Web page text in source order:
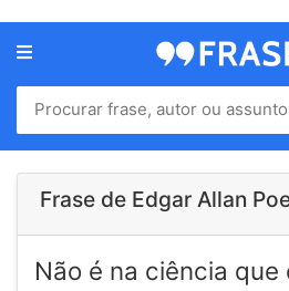
Menu
Home
Autores
de
Frase de Edgar Allan
Não é na ciência que